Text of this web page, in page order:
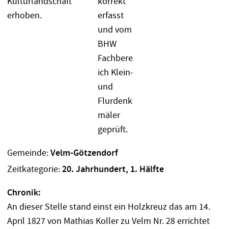
Gemeinde:Velm-Götzendorf
Zeitkategorie:20. Jahrhundert, 1. Hälfte
Chronik:
An dieser Stelle stand einst ein Holzkreuz das am 14.
April 1827 von Mathias Koller zu Velm Nr. 28 errichtet